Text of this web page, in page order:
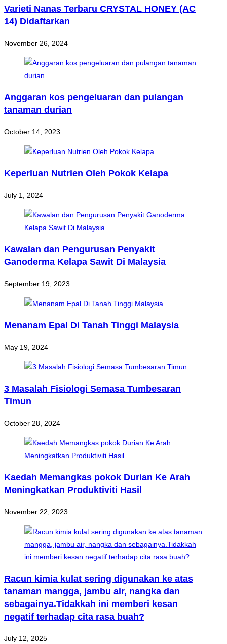
Varieti Nanas Terbaru CRYSTAL HONEY (AC
14) Didaftarkan
November 26, 2024
Anggaran kos pengeluaran dan pulangan
tanaman durian
October 14, 2023
Keperluan Nutrien Oleh Pokok Kelapa
July 1, 2024
Kawalan dan Pengurusan Penyakit
Ganoderma Kelapa Sawit Di Malaysia
September 19, 2023
Menanam Epal Di Tanah Tinggi Malaysia
May 19, 2024
3 Masalah Fisiologi Semasa Tumbesaran
Timun
October 28, 2024
Kaedah Memangkas pokok Durian Ke Arah
Meningkatkan Produktiviti Hasil
November 22, 2023
Racun kimia kulat sering digunakan ke atas
tanaman mangga, jambu air, nangka dan
sebagainya.Tidakkah ini memberi kesan
negatif terhadap cita rasa buah?
July 12, 2025